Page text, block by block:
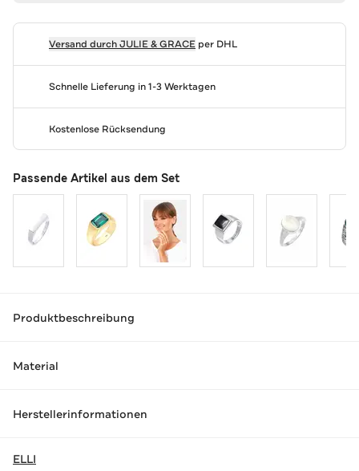
Versand durchJULIE & GRACEper DHL
Schnelle Lieferung in 1-3 Werktagen
Kostenlose Rücksendung
Passende Artikel aus dem Set
Produktbeschreibung
Material
Herstellerinformationen
ELLI